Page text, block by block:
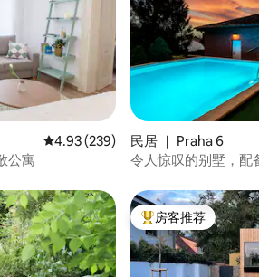
条评价平均评分 4.93 分（满分 5 分），共
4.93 (239)
公寓
民居 ｜ Praha 6
令人惊叹的别墅，配
热门「房客推荐」
房客推荐